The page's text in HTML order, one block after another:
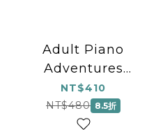
Adult Piano
Adventures
Classics Book 2
&nbsp;- Symphony
Themes, Opera
NT$410
NT$480 8.5折